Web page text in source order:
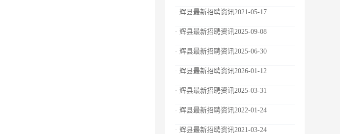
· 辉县最新招聘资讯2021-05-17
· 辉县最新招聘资讯2025-09-08
· 辉县最新招聘资讯2025-06-30
· 辉县最新招聘资讯2026-01-12
· 辉县最新招聘资讯2025-03-31
· 辉县最新招聘资讯2022-01-24
· 辉县最新招聘资讯2021-03-24